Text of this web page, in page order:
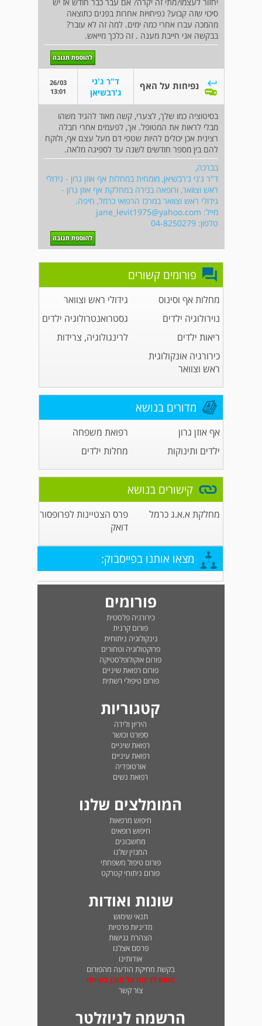
סיכוי שזה קבוע? נפיחויות אחרות בפנים כתוצאה
מהמכה עברו אחרי כמה ימים. למה זה לא עובר?
בבקשה אני חייבת מענה . זה כלכך מייאש.
נפיחות על האף
ד"ר ג'ני
ג'רבשיאן
26/03
13:01
בסיטוציה כמו שלך, לצערי, קשה מאוד להגיד משהו
מבלי לראות את המטופל. אך, לפעמים אחרי חבלה
רצינית אכן יכולים להיות שטפי דם מעל עצם אף, ולוקח
להם בין מספר חודשים לשנה עד לספיגה מלאה.
בברכה,
ד"ר ג'ני ג'רבשיאן, מומחית במחלות אף אוזן גרון - גידולי
ראש וצוואר, ורופאה בכירה במחלקת אף אוזן גרון -
גידולי ראש וצוואר במרכז הרפואי כרמל, חיפה.
מייל: jane_levit1975@yahoo.com
טלפון: 04-8250279
פורומים קשורים
מחלות אף וסינוס
גידולי ראש וצוואר
נוירולוגיה ילדים
גסטרואנטרולוגיה ילדים
ריאות ילדים
לרינגולוגיה, צרידות
כירורגיה אונקולוגית
ראש וצוואר
מדורים בנושא
אף אוזן גרון
רפואת משפחה
ילדים ותינוקות
מחלות ילדים
קישורים בנושא
מחלקת א.א.ג כרמל
פרס הצטיינות לפרופסור
דואק
מצאו אותנו בפייסבוק:
פורומים
כירורגיה פלסטית
פורום קרנית
גינקולוגיה ניתוחית
פרוקטולוגיה וטחורים
פורום אוקולופלסטיקה
פורום רפואת שיניים
פורום טיפולי רשתית
קטגוריות
היריון ולידה
ספורט וכושר
רפואת שיניים
רפואת עיניים
אורטופדיה
רפואת נשים
המומלצים שלנו
חיפוש מרפאות
חיפוש רופאים
מחשבונים
המגזין שלנו
פורום טיפול משפחתי
פורום ניתוחי קטרקט
שונות ואודות
תנאי שימוש
מדיניות פרטיות
הצהרת נגישות
פרסם אצלנו
אודותינו
בקשת מחיקת הודעה מהפורום
טופס לדיווח על תוכן בעייתי
צור קשר
הרשמה לניוזלטר